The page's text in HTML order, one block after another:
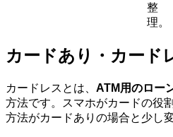
整
理。
カードあり・カード
カードレスとは、 ATM用のロー
方法です。スマホがカードの役
方法がカードありの場合と少し